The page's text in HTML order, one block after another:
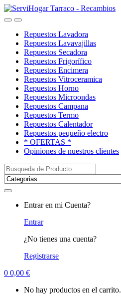
Saltar
a
saltar
al
OpenClose
Repuestos Lavadora
Repuestos Lavavajillas
Repuestos Secadora
Repuestos Frigorífico
Repuestos Encimera
Repuestos Vitroceramica
Repuestos Horno
Repuestos Microondas
Repuestos Campana
Repuestos Termo
Repuestos Calentador
Repuestos pequeño electro
* OFERTAS *
Opiniones de nuestros clientes
Buscar:
Entrar en mi Cuenta?
Entrar
¿No tienes una cuenta?
Registrarse
0 0,00 €
No hay productos en el carrito.